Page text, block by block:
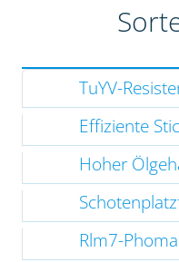
TuYV-
Effiziente
Hoher
Rlm7-